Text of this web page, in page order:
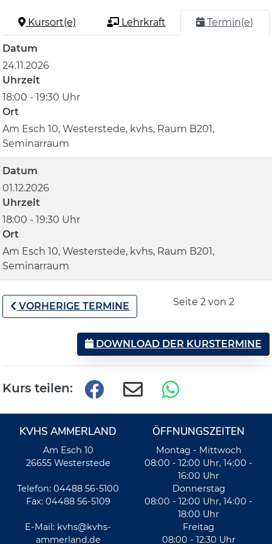
Kursort(e) Lehrkraft Termin(e)
Datum
24.11.2026
Uhrzeit
18:00 - 19:30 Uhr
Ort
Am Esch 10, Westerstede, kvhs, Raum B201,
Seminarraum
Datum
01.12.2026
Uhrzeit
18:00 - 19:30 Uhr
Ort
Am Esch 10, Westerstede, kvhs, Raum B201,
Seminarraum
VORHERIGE TERMINE Seite 2 von 2
DOWNLOAD DER KURSTERMINE
Kurs teilen:
KVHS AMMERLAND
Am Esch 10
26655 Westerstede
Telefon: 04488 56-5100
Fax: 04488 56-5109
E-Mail: kvhs@kvhs-
ammerland.de
ÖFFNUNGSZEITEN
Montag - Mittwoch
08:00 - 12:00 Uhr, 14:00 -
16:00 Uhr
Donnerstag
08:00 - 12:00 Uhr, 14:00 -
18:00 Uhr
Freitag
08:00 - 12:30 Uhr